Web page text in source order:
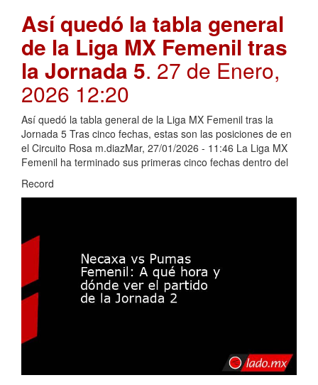
Así quedó la tabla general
de la Liga MX Femenil tras
la Jornada 5. 27 de Enero,
2026 12:20
Así quedó la tabla general de la Liga MX Femenil tras la
Jornada 5 Tras cinco fechas, estas son las posiciones de en
el Circuito Rosa m.diazMar, 27/01/2026 - 11:46 La Liga MX
Femenil ha terminado sus primeras cinco fechas dentro del
Record